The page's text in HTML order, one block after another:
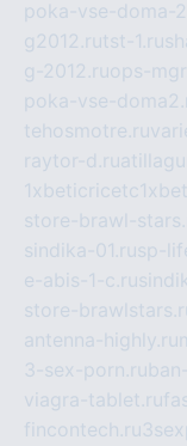
poka-vse-doma-
g2012.rutst-1.ru
g-2012.ruops-
poka-vse-
tehosmotre.ru
raytor-d.ru
store-brawl-
sindika-01.rusp-
e-abis-1-c.ru
store-
antenna-highly.ru
3-sex-porn.ru
viagra-tablet.ru
fincontech.ru